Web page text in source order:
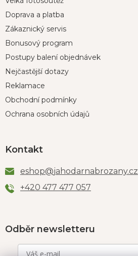
Doprava a platba
Zákaznický servis
Bonusový program
Postupy balení objednávek
Nejčastější dotazy
Reklamace
Obchodní podmínky
Ochrana osobních údajů
Kontakt
eshop@jahodarnabrozany.cz
+420 477 477 057
Odběr newsletteru